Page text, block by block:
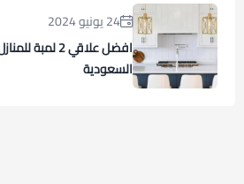
24 يونيو 2024
افضل علاقي 2
السعودية